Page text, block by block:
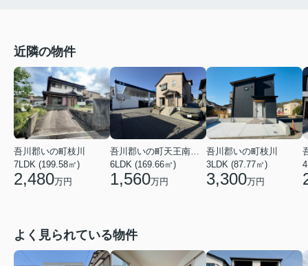
近隣の物件
吾川郡いの町枝川
7LDK (199.58㎡)
2,480万円
吾川郡いの町天王南５丁目
6LDK (169.66㎡)
1,560万円
吾川郡いの町枝川
3LDK (87.77㎡)
3,300万円
よく見られている物件